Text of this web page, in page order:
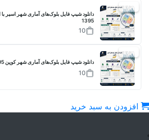
17%
دانلود شیپ فایل بلوک‌های آماری شهر اسیر
1395
10
17%
دانلود شیپ فایل بلوک‌های آماری شهر کوپن 1395
10
افزودن به سبد خرید